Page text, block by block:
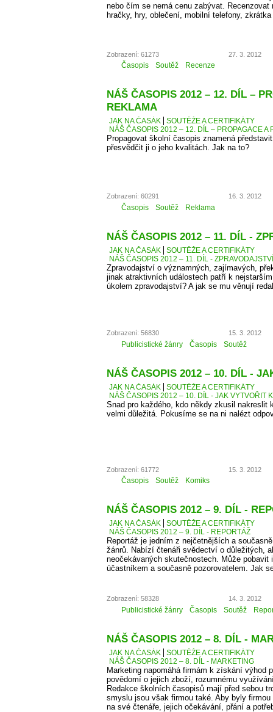
nebo čím se nemá cenu zabývat. Recenzovat
hračky, hry, oblečení, mobilní telefony,
Zobrazení: 61273 27. 3. 2012
Časopis Soutěž Recenze
NÁŠ ČASOPIS 2012 – 12. DÍL –
REKLAMA
JAK NA ČASÁK
SOUTĚŽE A CERTIFIKÁTY
NÁŠ ČASOPIS 2012 – 12. DÍL – PROPAGACE A
Propagovat školní časopis znamená
přesvědčit ji o jeho kvalitách. Jak na to?
Zobrazení: 60291 16. 3. 2012
Časopis Soutěž Reklama
NÁŠ ČASOPIS 2012 – 11. DÍL -
JAK NA ČASÁK
SOUTĚŽE A CERTIFIKÁTY
NÁŠ ČASOPIS 2012 – 11. DÍL - ZPRAVODAJSTVÍ
Zpravodajství o významných, zajímavých,
jinak atraktivních událostech patří k
úkolem zpravodajství? A jak se mu věnují
Zobrazení: 56830 15. 3. 2012
Publicistické žánry Časopis Soutěž
NÁŠ ČASOPIS 2012 – 10. DÍL -
JAK NA ČASÁK
SOUTĚŽE A CERTIFIKÁTY
NÁŠ ČASOPIS 2012 – 10. DÍL - JAK VYTVOŘIT
Snad pro každého, kdo někdy zkusil nakreslit
velmi důležitá. Pokusíme se na ni nalézt
Zobrazení: 61772 15. 3. 2012
Časopis Soutěž Komiks
NÁŠ ČASOPIS 2012 – 9. DÍL -
JAK NA ČASÁK
SOUTĚŽE A CERTIFIKÁTY
NÁŠ ČASOPIS 2012 – 9. DÍL - REPORTÁŽ
Reportáž je jedním z nejčetnějších a
žánrů. Nabízí čtenáři svědectví o důležitých,
neočekávaných skutečnostech. Může pobavit
účastníkem a současně pozorovatelem. Jak
Zobrazení: 58328 14. 3. 2012
Publicistické žánry Časopis Soutěž
NÁŠ ČASOPIS 2012 – 8. DÍL -
JAK NA ČASÁK
SOUTĚŽE A CERTIFIKÁTY
NÁŠ ČASOPIS 2012 – 8. DÍL - MARKETING
Marketing napomáhá firmám k získání výhod
povědomí o jejich zboží, rozumnému
Redakce školních časopisů mají před sebou
smyslu jsou však firmou také. Aby byly
na své čtenáře, jejich očekávání, přání a